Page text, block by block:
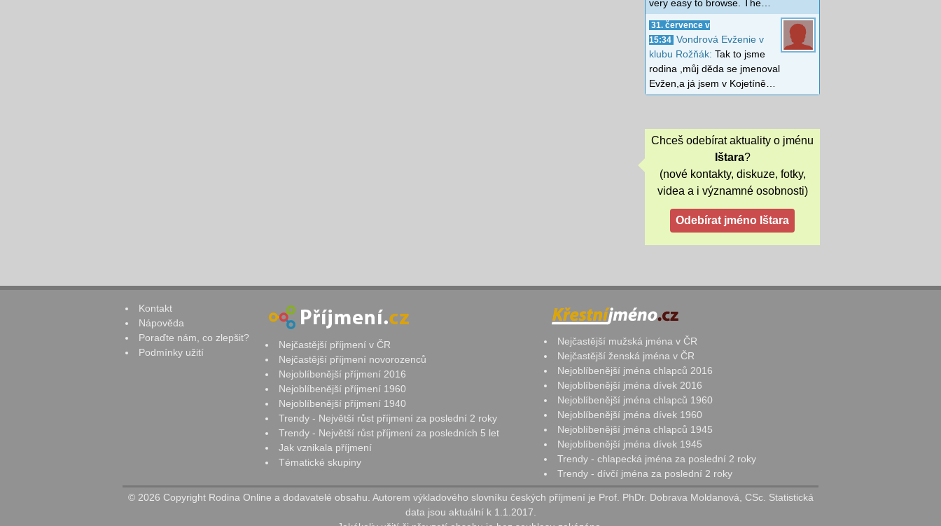
very easy to browse. The…
31. července v
15:34 Vondrová Evženie v
klubu Rožňák: Tak to jsme
rodina ,můj děda se jmenoval
Evžen,a já jsem v Kojetíně…
Chceš odebírat aktuality o jménu
Ištara?
(nové kontakty, diskuze, fotky,
videa a i významné osobnosti)
Kontakt
Nápověda
Poraďte nám, co zlepšit?
Podmínky užití
Nejčastější příjmení v ČR
Nejčastější příjmení novorozenců
Nejoblíbenější příjmení 2016
Nejoblíbenější příjmení 1960
Nejoblíbenější příjmení 1940
Trendy - Největší růst příjmení za poslední 2 roky
Trendy - Největší růst příjmení za posledních 5 let
Jak vznikala příjmení
Tématické skupiny
Nejčastější mužská jména v ČR
Nejčastější ženská jména v ČR
Nejoblíbenější jména chlapců 2016
Nejoblíbenější jména dívek 2016
Nejoblíbenější jména chlapců 1960
Nejoblíbenější jména dívek 1960
Nejoblíbenější jména chlapců 1945
Nejoblíbenější jména dívek 1945
Trendy - chlapecká jména za poslední 2 roky
Trendy - dívčí jména za poslední 2 roky
© 2026 Copyright Rodina Online a dodavatelé obsahu. Autorem výkladového slovníku českých příjmení je Prof. PhDr. Dobrava Moldanová, CSc. Statistická
data jsou aktuální k 1.1.2017.